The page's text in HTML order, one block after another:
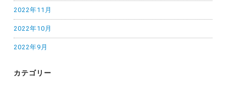
2022年11月
2022年10月
2022年9月
カテゴリー